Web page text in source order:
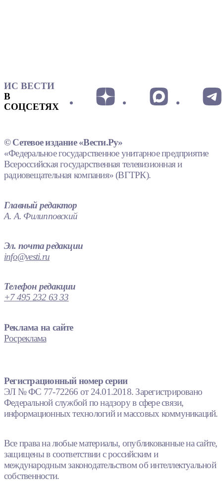
ИС ВЕСТИ
В
СОЦСЕТЯХ
© Сетевое издание «Вести.Ру»
«Федеральное государственное унитарное предприятие
Всероссийская государственная телевизионная и
радиовещательная компания» (ВГТРК).
Главный редактор
А. А. Филипповский
Эл. почта редакции
info@vesti.ru
Телефон редакции
+7 495 232 63 33
Реклама на сайте
Росреклама
Регистрационный номер серии
ЭЛ № ФС 77-72266 от 24.01.2018. Зарегистрировано
Федеральной службой по надзору в сфере связи,
информационных технологий и массовых коммуникаций.
Все права на любые материалы, опубликованные на сайте,
защищены в соответствии с российским и
международным законодательством об интеллектуальной
собственности.